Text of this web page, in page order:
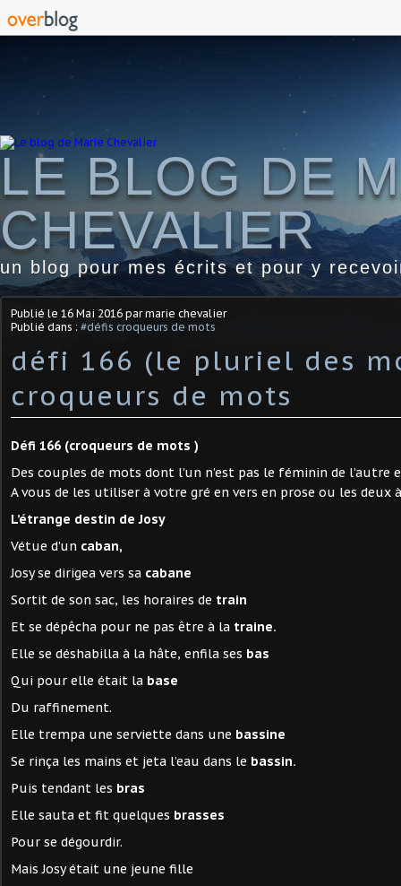
LE BLOG DE
CHEVALIER
un blog pour mes écrits et pour y
Publié le 16 Mai 2016 par marie chevalier
Publié dans : #défis croqueurs de mots
défi 166 (le pluriel des
croqueurs de mots
Défi 166 (croqueurs de mots )
Des couples de mots dont l’un n’est pas le féminin de l’autre
A vous de les utiliser à votre gré en vers en prose ou les deux
L’étrange destin de Josy
Vétue d’un caban,
Josy se dirigea vers sa cabane
Sortit de son sac, les horaires de train
Et se dépêcha pour ne pas être à la traine.
Elle se déshabilla à la hâte, enfila ses bas
Qui pour elle était la base
Du raffinement.
Elle trempa une serviette dans une bassine
Se rinça les mains et jeta l’eau dans le bassin.
Puis tendant les bras
Elle sauta et fit quelques brasses
Pour se dégourdir.
Mais Josy était une jeune fille